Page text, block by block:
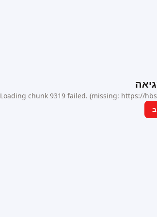
Loading chunk 9319 failed. (missing: https://